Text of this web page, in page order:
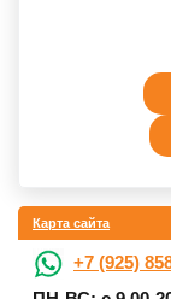
Карта сайта
+7 (925)